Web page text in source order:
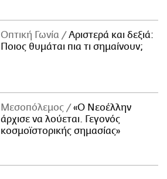
Οπτική Γωνία
Αριστερά και δεξιά:
Ποιος θυμάται πια τι σημαίνουν;
Μεσοπόλεμος
«Ο Νεοέλλην
άρχισε να λούεται. Γεγονός
κοσμοϊστορικής σημασίας»